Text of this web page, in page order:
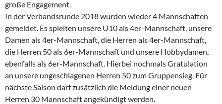
große Engagement.
In der Verbandsrunde 2018 wurden wieder 4 Mannschaften
gemeldet. Es spielten unsere U10 als 4er-Mannschaft, unsere
Damen als 4er-Mannschaft, die Herren als 4er-Mannschaft,
die Herren 50 als 6er-Mannschaft und unsere Hobbydamen,
ebenfalls als 6er-Mannschaft. Hierbei nochmals Gratulation
an unsere ungeschlagenen Herren 50 zum Gruppensieg. Für
nächste Saison darf zusätzlich die Meldung einer neuen
Herren 30 Mannschaft angekündigt werden.